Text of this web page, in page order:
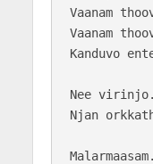
Vaanam
Vaanam
Kanduvo
Nee
Njan